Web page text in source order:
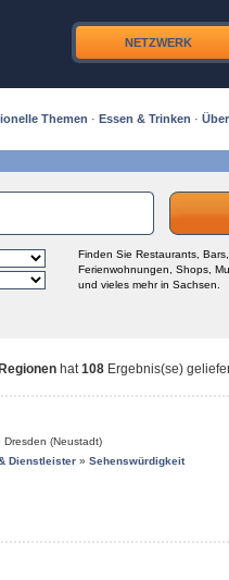
NETZWERK
Themen · Essen & Trinken ·
Finden Sie Restaurants,
Ferienwohnungen, Shops,
und vieles mehr in Sachsen.
hat108 Ergebnis(se)
Dresden (Neustadt)
Dienstleister » Sehenswürdigkeit